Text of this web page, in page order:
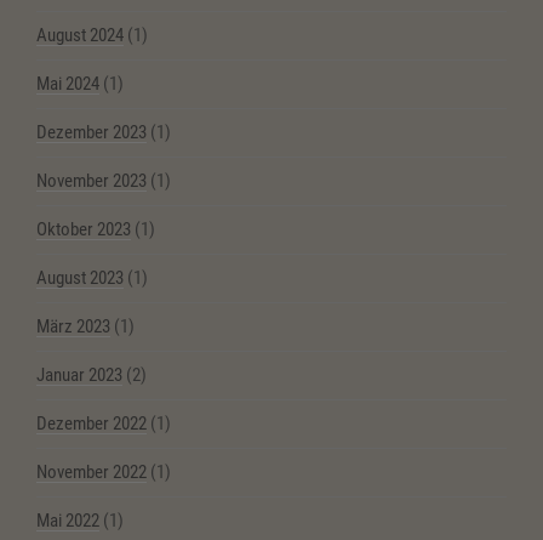
August 2024 (1)
Mai 2024 (1)
Dezember 2023 (1)
November 2023 (1)
Oktober 2023 (1)
August 2023 (1)
März 2023 (1)
Januar 2023 (2)
Dezember 2022 (1)
November 2022 (1)
Mai 2022 (1)